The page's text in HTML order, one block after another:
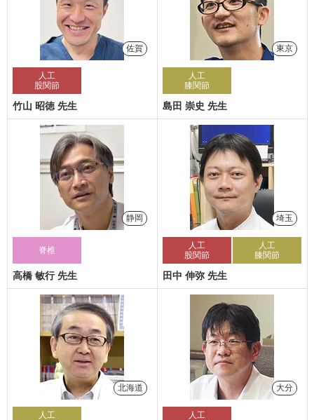
佐賀
人工
股関節
竹山 昭徳 先生
東京
人工
膝関節
島田 崇史 先生
静岡
脊椎
高橋 敏行 先生
埼玉
人工
股関節
人工
膝関節
田中 伸弥 先生
北海道
人工
大分
人工